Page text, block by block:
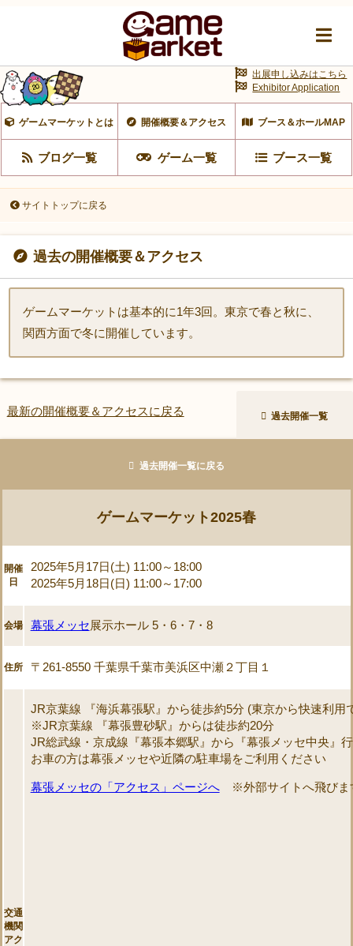
ゲームマーケットとは 開催概要＆アクセス ブース＆ホールMAP
ブログ一覧 ゲーム一覧 ブース一覧
出展申し込みはこちら
Exhibitor Application
サイトトップに戻る
過去の開催概要＆アクセス
ゲームマーケットは基本的に1年3回。東京で春と秋に、
関西方面で冬に開催しています。
最新の開催概要＆アクセスに戻る 過去開催一覧
過去開催一覧に戻る
ゲームマーケット2025春
開催
日
2025年5月17日(土) 11:00～18:00
2025年5月18日(日) 11:00～17:00
会場 幕張メッセ展示ホール 5・6・7・8
住所 〒261-8550 千葉県千葉市美浜区中瀬２丁目１
交通
機関
アク
JR京葉線 『海浜幕張駅』から徒歩約5分 (東京から快速利用
※JR京葉線 『幕張豊砂駅』からは徒歩約20分
JR総武線・京成線『幕張本郷駅』から『幕張メッセ中央』
お車の方は幕張メッセや近隣の駐車場をご利用ください
幕張メッセの「アクセス」ページへ※外部サイトへ飛びま